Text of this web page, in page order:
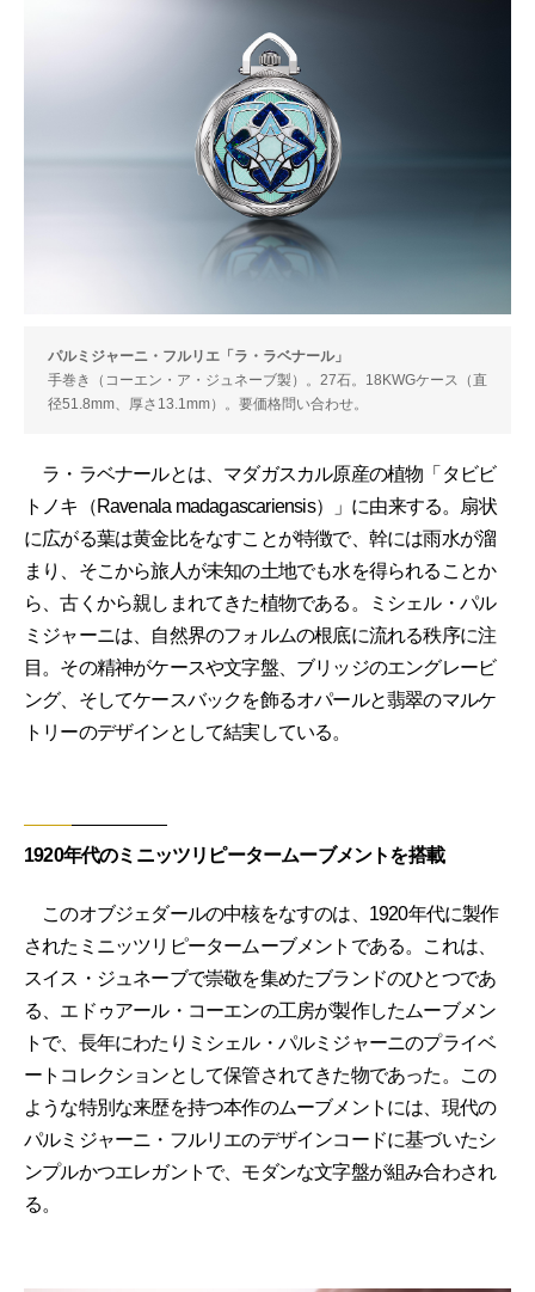
パルミジャーニ・フルリエ「ラ・ラベナール」
手巻き（コーエン・ア・ジュネーブ製）。27石。18KWGケース（直
径51.8mm、厚さ13.1mm）。要価格問い合わせ。
ラ・ラベナールとは、マダガスカル原産の植物「タビビ
トノキ（Ravenala madagascariensis）」に由来する。扇状
に広がる葉は黄金比をなすことが特徴で、幹には雨水が溜
まり、そこから旅人が未知の土地でも水を得られることか
ら、古くから親しまれてきた植物である。ミシェル・パル
ミジャーニは、自然界のフォルムの根底に流れる秩序に注
目。その精神がケースや文字盤、ブリッジのエングレービ
ング、そしてケースバックを飾るオパールと翡翠のマルケ
トリーのデザインとして結実している。
1920年代のミニッツリピータームーブメントを搭載
このオブジェダールの中核をなすのは、1920年代に製作
されたミニッツリピータームーブメントである。これは、
スイス・ジュネーブで崇敬を集めたブランドのひとつであ
る、エドゥアール・コーエンの工房が製作したムーブメン
トで、長年にわたりミシェル・パルミジャーニのプライベ
ートコレクションとして保管されてきた物であった。この
ような特別な来歴を持つ本作のムーブメントには、現代の
パルミジャーニ・フルリエのデザインコードに基づいたシ
ンプルかつエレガントで、モダンな文字盤が組み合わされ
る。